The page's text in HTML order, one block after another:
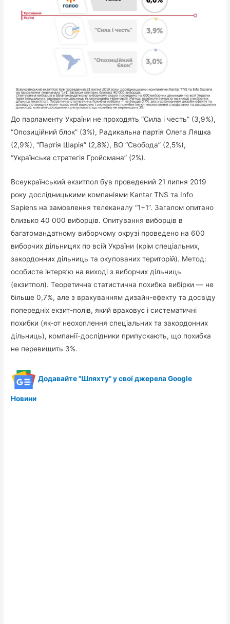
До парламенту України не проходять “Сила і честь” (3,9%),
“Опозиційний блок” (3%), Радикальна партія Олега Ляшка
(2,9%), “Партія Шарія” (2,8%), ВО “Свобода” (2,5%),
“Українська стратегія Гройсмана” (2%).
Всеукраїнський екзитпол був проведений 21 липня 2019
року дослідницькими компаніями Kantar TNS та Info
Sapiens на замовлення телеканалу “1+1”. Загалом опитано
близько 40 000 виборців. Опитування виборців в
багатомандатному виборчому окрузі проведено на 600
виборчих дільницях по всій України (крім спеціальних,
закордонних дільниць та окупованих територій). Метод:
особисте інтерв’ю на виході з виборчих дільниць
(екзитпол). Теоретична статистична похибка вибірки — не
більше 0,7%, але з врахуванням дизайн-ефекту та досвіду
попередніх екзит-полів, який враховує і систематичні
похибки (як-от неохоплення спеціальних та закордонних
дільниць), компанії-дослідники припускають, що похибка
не перевищить 3%.
Додавайте "Шляхту" у свої джерела Google
Новини